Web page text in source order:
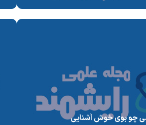
چو بوی خوش آشنایی